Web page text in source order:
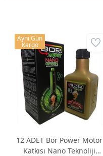
12 ADET Bor Power Motor
Katkısı Nano Teknoliji
Aynı Gün
Kargo